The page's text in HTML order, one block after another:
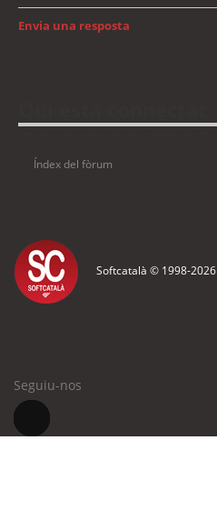
Envia una resposta
Índex del fòrum
Softcatalà © 1998-2026
Seguiu-nos